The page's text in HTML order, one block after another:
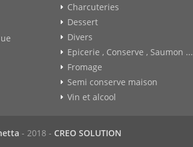
Charcuteries
Dessert
Divers
Epicerie , Conserve , Saumon ...
Fromage
Semi conserve maison
Vin et alcool
- 2018 - CREO SOLUTION